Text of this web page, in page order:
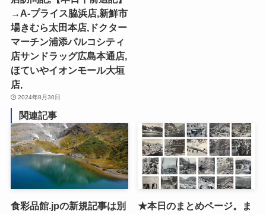
→A-プライス脇浜店,新鮮市
場きむら太田本店,ドクター
マーチン浦添パルコシティ
店サンドラッグ広島本通店,
ほていやイオンモール大垣
店,
2024年8月30日
関連記事
食彩品館.jpの新規記事は別
★本日のまとめページ。ま